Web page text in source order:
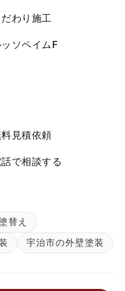
だわり施工
ッソペイムF
見積依頼
話で相談する
替え
宇治市の外壁塗装